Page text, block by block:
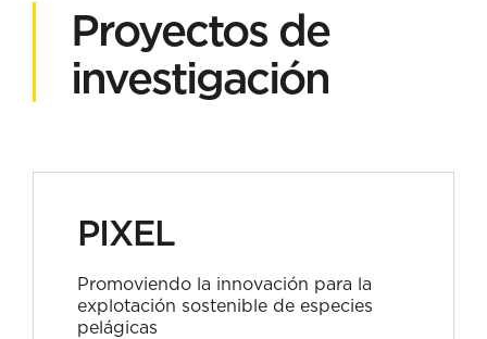
Proyectos de
investigación
PIXEL
Promoviendo la innovación para la
explotación sostenible de especies
pelágicas